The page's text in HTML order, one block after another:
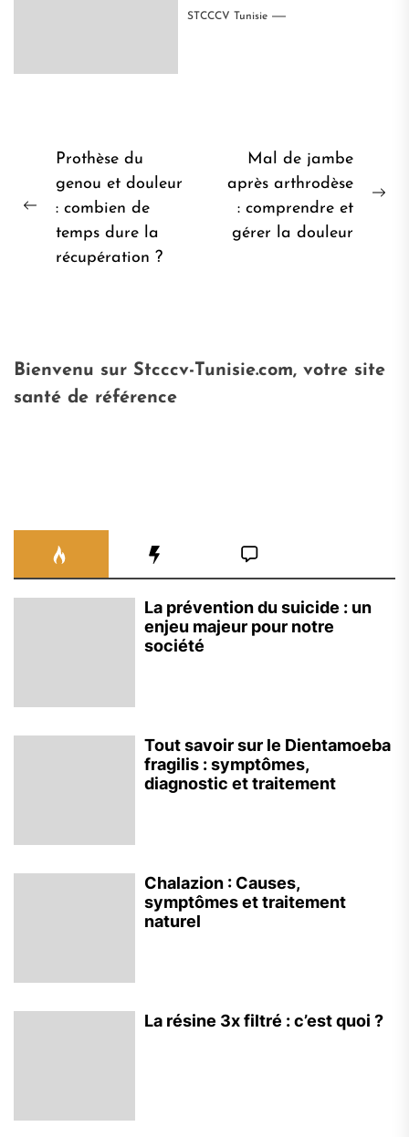
STCCCV Tunisie
Navigation
l’article
précédent:
Prothèse du
genou et douleur
: combien de
temps dure la
récupération ?
Mal de jambe
après arthrodèse
: comprendre et
gérer la douleur
Bienvenu sur Stcccv-Tunisie.com, votre site
santé de référence
La prévention du suicide : un
enjeu majeur pour notre
société
Tout savoir sur le Dientamoeba
fragilis : symptômes,
diagnostic et traitement
Chalazion : Causes,
symptômes et traitement
naturel
La résine 3x filtré : c’est quoi ?